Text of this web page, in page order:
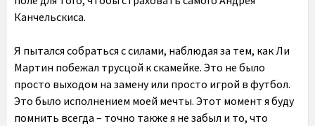
Канчельскиса.
Я пытался собраться с силами, наблюдая за тем, как Ли
Мартин побежал трусцой к скамейке. Это не было
просто выходом на замену или просто игрой в футбол.
Это было исполнением моей мечты. Этот момент я буду
помнить всегда – точно также я не забыл и то, что